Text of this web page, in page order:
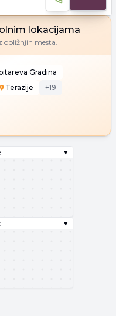
lokacijama
obližnjih mesta.
Gradina
Terazije +19
▾
▾